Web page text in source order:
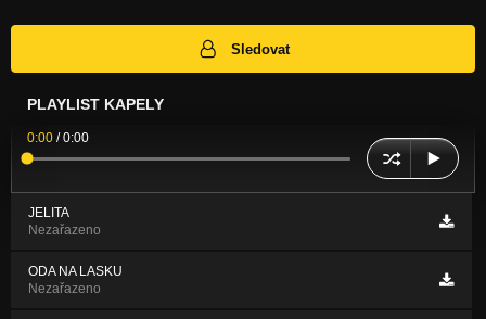
Sledovat
PLAYLIST KAPELY
0:00 /0:00
JELITA
Nezařazeno
ODA NA LASKU
Nezařazeno